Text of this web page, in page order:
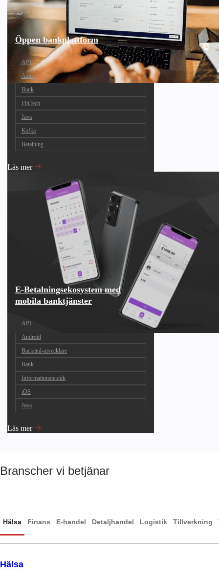
Öppen bankplattform
API
Azure
Bank
FinTech
Java
Kafka
Betalning
Läs mer
E-Betalningsekosystem med
mobila banktjänster
API
Android
Backend-utvecklare
Bank
Informationsteknik
iOS
Java
Läs mer
Branscher vi betjänar
Hälsa Finans E-handel Detaljhandel Logistik Tillverkning
Hälsa